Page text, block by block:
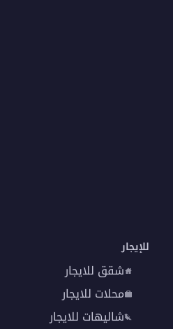
للإيجار
شقق للايجار
محلات للايجار
شاليهات للايجار